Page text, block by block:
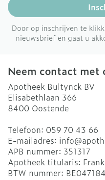
Door op inschrijven te
nieuwsbrief en gaat u
Neem contact met
Apotheek Bultynck BV
Elisabethlaan 366
8400 Oostende
Telefoon: 059 70 43 66
E-mailadres: info@
APB nummer: 351317
Apotheek titularis:
BTW nummer: